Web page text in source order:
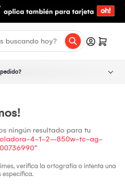
ningún resultado para tu
4-1-2--850w-tc-ag-
verifica la ortografía o intenta una
específica.